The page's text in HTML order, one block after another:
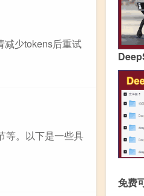
减少tokens后重试
等。以下是一些具
免费